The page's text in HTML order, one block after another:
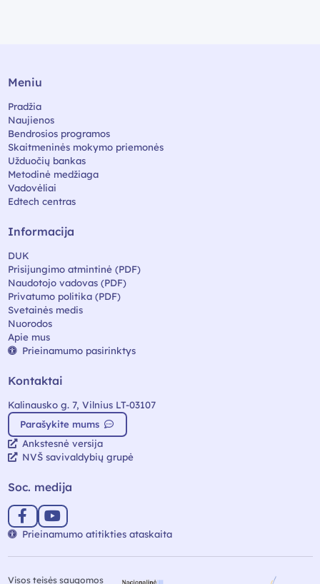
Meniu
Pradžia
Naujienos
Bendrosios programos
Skaitmeninės mokymo priemonės
Užduočių bankas
Metodinė medžiaga
Vadovėliai
Edtech centras
Informacija
DUK
Prisijungimo atmintinė (PDF)
Naudotojo vadovas (PDF)
Privatumo politika (PDF)
Svetainės medis
Nuorodos
Apie mus
Prieinamumo pasirinktys
Kontaktai
Kalinausko g. 7, Vilnius LT-03107
Parašykite mums
Ankstesnė versija
NVŠ savivaldybių grupė
Soc. medija
Prieinamumo atitikties ataskaita
Visos teisės saugomos